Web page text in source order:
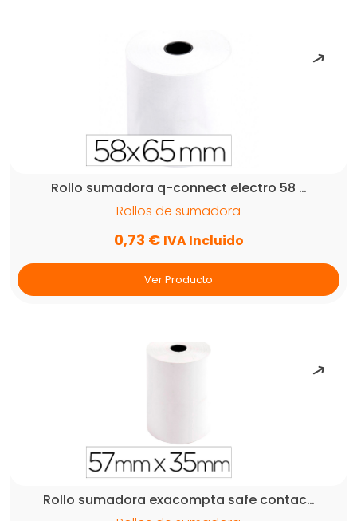
Rollo sumadora q-connect electro 58 …
Rollos de sumadora
0,73 € IVA Incluido
Ver Producto
Rollo sumadora exacompta safe contac…